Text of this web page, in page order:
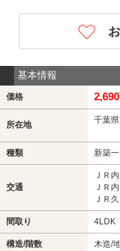
基本情報
価格
所在地 千葉
種類 新築
交通
ＪＲ
ＪＲ
ＪＲ
間取り 4LDK
構造/階数 木造/